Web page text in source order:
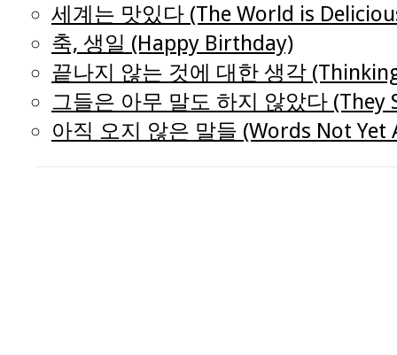
세계는 맛있다 (The World is
축, 생일 (Happy Birthday)
끝나지 않는 것에 대한 생각
그들은 아무 말도 하지 않았다 (They
아직 오지 않은 말들 (Words Not Yet